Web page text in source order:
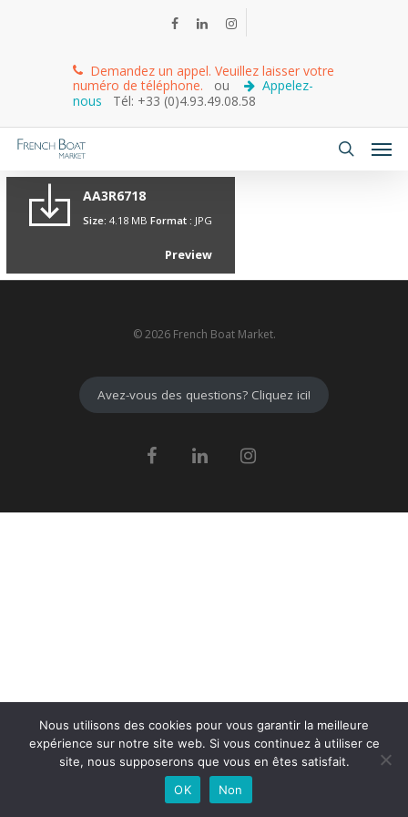
Demandez un appel. Veuillez laisser votre
numéro de téléphone. ou
Appelez-
nous
Tél: +33 (0)4.93.49.08.58
AA3R6718
Size: 4.18 MB Format : JPG
Preview
© 2026 French Boat Market.
Avez-vous des questions? Cliquez ici!
Nous utilisons des cookies pour vous garantir la meilleure
expérience sur notre site web. Si vous continuez à utiliser ce
site, nous supposerons que vous en êtes satisfait.
OK
Non